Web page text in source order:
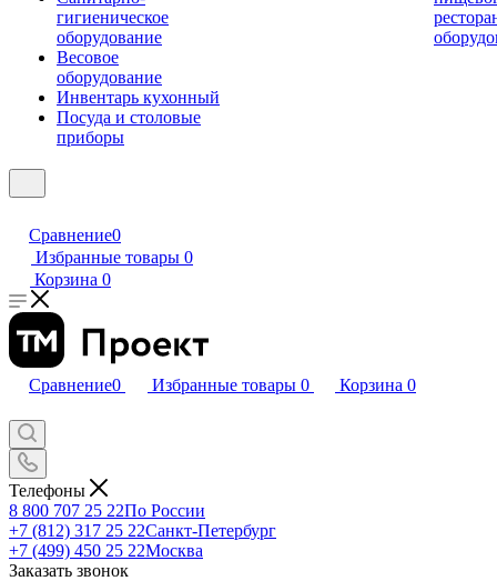
гигиеническое
оборудование
Весовое
оборудование
Инвентарь кухонный
Посуда и столовые
приборы
Сравнение0
Избранные товары 0
Корзина 0
Сравнение0 Избранные товары 0 Корзина 0
Телефоны
8 800 707 25 22По России
+7 (812) 317 25 22Санкт-Петербург
+7 (499) 450 25 22Москва
Заказать звонок